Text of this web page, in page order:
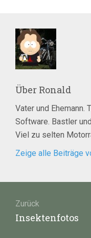
Über Ronald
Vater und Ehemann.
Software. Bastler
Viel zu selten
Zeige alle Beiträge
Zurück
Vorheriger
Insektenfotos